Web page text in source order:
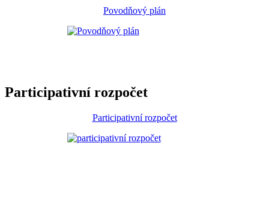
Povodňový plán
Participativní rozpočet
Participativní rozpočet